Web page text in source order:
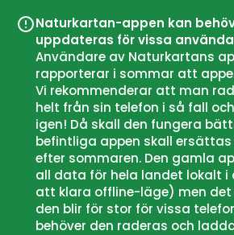
Naturkartan-appen kan
uppdateras för vissa
Användare av Naturkartans
rapporterar i sommar att
Vi rekommenderar att man
helt från sin telefon i så fall
igen! Då skall den fungera
befintliga appen skall ersättas
efter sommaren. Den gamla
all data för hela landet lokalt i
att klara offline-läge) men
den blir för stor för vissa
behöver den raderas och